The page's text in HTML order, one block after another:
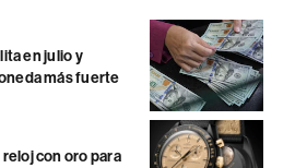
en julio y
más fuerte
con oro para